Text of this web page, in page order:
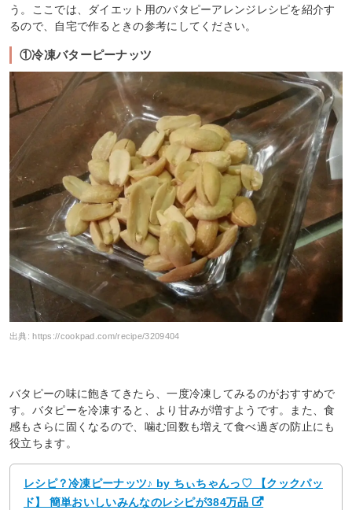
う。ここでは、ダイエット用のバタピーアレンジレシピを紹介す
るので、自宅で作るときの参考にしてください。
①冷凍バターピーナッツ
出典:https://cookpad.com/recipe/3209404
バタピーの味に飽きてきたら、一度冷凍してみるのがおすすめで
す。バタピーを冷凍すると、より甘みが増すようです。また、食
感もさらに固くなるので、噛む回数も増えて食べ過ぎの防止にも
役立ちます。
レシピ？冷凍ピーナッツ♪ by ちぃちゃんっ♡ 【クックパッ
ド】 簡単おいしいみんなのレシピが384万品